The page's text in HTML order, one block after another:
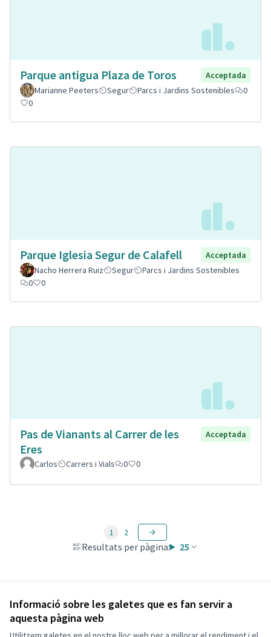
Informació sobre les galetes que es fan servir a
aquesta pàgina web
Parque antigua Plaza de Toros
Acceptada
Marianne Peeters
Segur Parcs i Jardins Sostenibles
0
0
Parque Iglesia Segur de Calafell
Acceptada
Nacho Herrera Ruiz
Segur
Parcs i Jardins Sostenibles
0
0
Pas de Vianants al Carrer de les
Eres
Acceptada
Carlos Carrers i Vials 0 0
Resultats per pàgina: 25
1 2
Veure totes les propostes retirades